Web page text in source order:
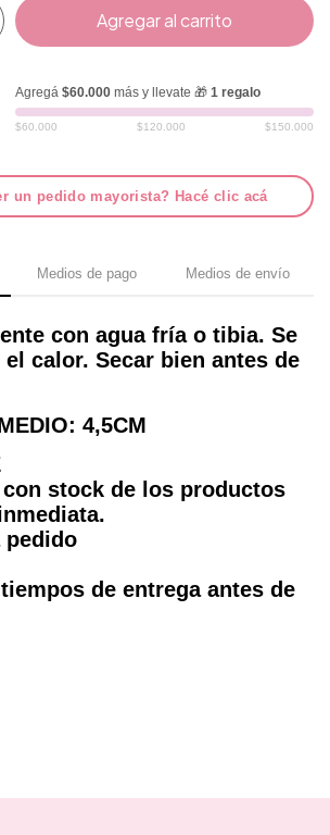
Agregá $60.000más y llevate 🎁 1 regalo
$60.000 $120.000 $150.000
un pedido mayorista? Hacé clic acá
Medios de pago Medios de envío
con agua fría o tibia. Se
calor. Secar bien antes de
4,5CM
stock de los productos
pedido
de entrega antes de